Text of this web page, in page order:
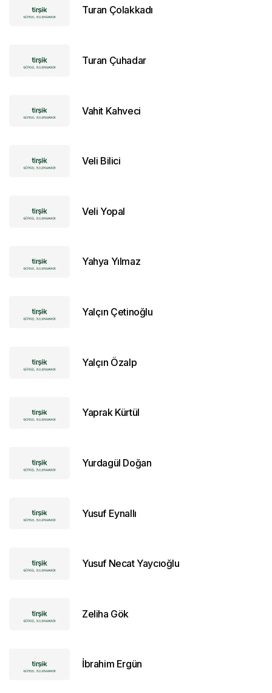
Turan Çolakkadı
Turan Çuhadar
Vahit Kahveci
Veli Bilici
Veli Yopal
Yahya Yılmaz
Yalçın Çetinoğlu
Yalçın Özalp
Yaprak Kürtül
Yurdagül Doğan
Yusuf Eynallı
Yusuf Necat Yaycıoğlu
Zeliha Gök
İbrahim Ergün